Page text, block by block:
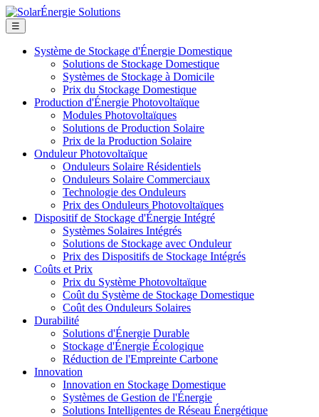
☰
Système de Stockage d'Énergie Domestique
Solutions de Stockage Domestique
Systèmes de Stockage à Domicile
Prix du Stockage Domestique
Production d'Énergie Photovoltaïque
Modules Photovoltaïques
Solutions de Production Solaire
Prix de la Production Solaire
Onduleur Photovoltaïque
Onduleurs Solaire Résidentiels
Onduleurs Solaire Commerciaux
Technologie des Onduleurs
Prix des Onduleurs Photovoltaïques
Dispositif de Stockage d'Énergie Intégré
Systèmes Solaires Intégrés
Solutions de Stockage avec Onduleur
Prix des Dispositifs de Stockage Intégrés
Coûts et Prix
Prix du Système Photovoltaïque
Coût du Système de Stockage Domestique
Coût des Onduleurs Solaires
Durabilité
Solutions d'Énergie Durable
Stockage d'Énergie Écologique
Réduction de l'Empreinte Carbone
Innovation
Innovation en Stockage Domestique
Systèmes de Gestion de l'Énergie
Solutions Intelligentes de Réseau Énergétique